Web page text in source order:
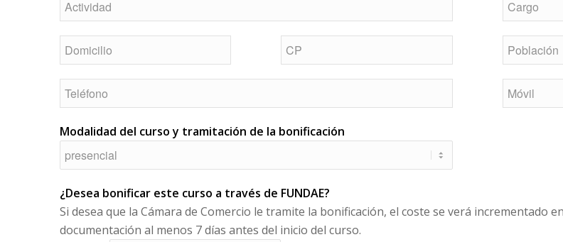
Modalidad del curso y tramitación de la bonificación
¿Desea bonificar este curso a través de FUNDAE?
Si desea que la Cámara de Comercio le tramite la bonificación, el coste se verá incrementado
documentación al menos 7 días antes del inicio del curso.